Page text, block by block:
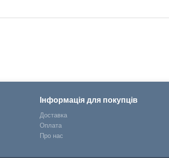
Інформація для покупців
Доставка
Оплата
Про нас